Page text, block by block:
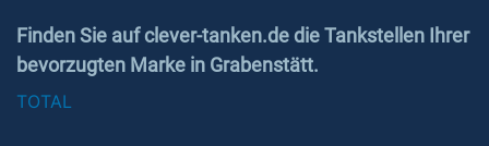
Finden Sie auf clever-tanken.de die Tankstellen Ihrer
bevorzugten Marke in Grabenstätt.
TOTAL